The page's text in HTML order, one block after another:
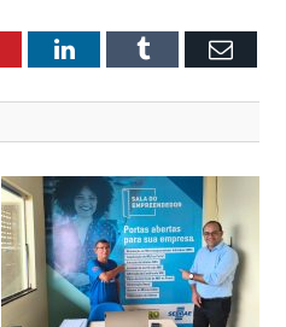
LinkedInTumblr Email